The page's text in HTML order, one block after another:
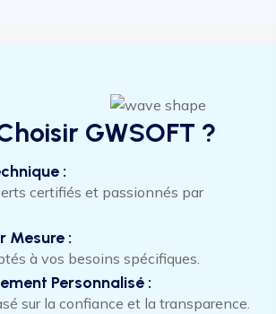
GWSOFT ?
:
certifiés et passionnés par
Mesure :
à vos besoins spécifiques.
Personnalisé :
sur la confiance et la transparence.